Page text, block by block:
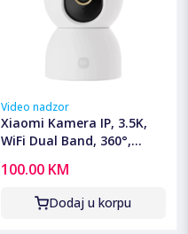
Video nadzor
Xiaomi Kamera IP, 3.5K,
WiFi Dual Band, 360°,
Camera C500
100.00 KM
Dodaj u korpu